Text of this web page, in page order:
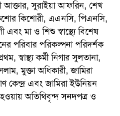
আক্তার, সুরাইয়া আফরিন, শেখ
কিশোরী, এএনসি, পিএনসি,
মা ও শিশু স্বাস্থ্যে বিশেষ
পরিবার পরিকল্পনা পরিদর্শক
স্বাস্থ্য কর্মী নিগার সুলতানা,
মুক্তা অধিকারী, জামিরা
কেন্দ্র এবং জামিরা ইউনিয়ন
অতিথিবৃন্দ সনদপত্র ও